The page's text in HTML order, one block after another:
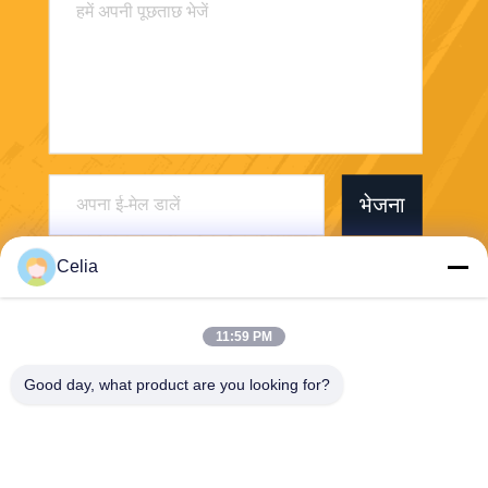
भेजना
Shenzhen Zhong Jian South Environment
Celia
11:59 PM
Good day, what product are you looking for?